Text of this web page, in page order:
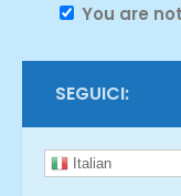
You are
SEGUICI:
Italian